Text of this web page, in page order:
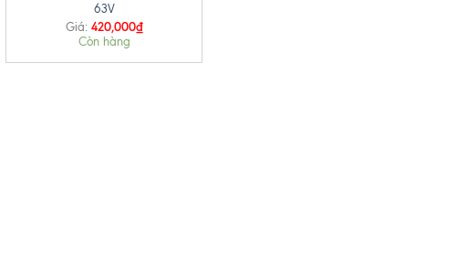
63V
Giá: 420,000₫
Còn hàng